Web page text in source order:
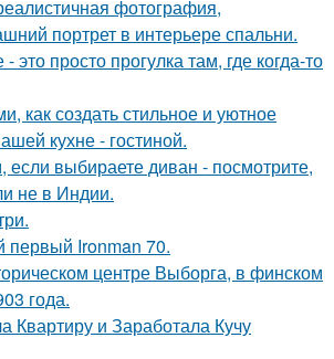
фотография,
портрет в интерьере спальни.
это просто прогулка там, где когда-то
как создать стильное и уютное
кухне - гостиной.
если выбираете диван - посмотрите,
не в Индии.
первый Ironman 70.
центре Выборга, в финском
года.
Квартиру и Заработала Кучу